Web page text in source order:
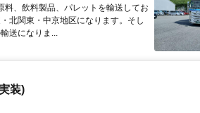
、飲料製品、パレットを輸送してお
北関東・中京地区になります。そし
送になりま...
装)